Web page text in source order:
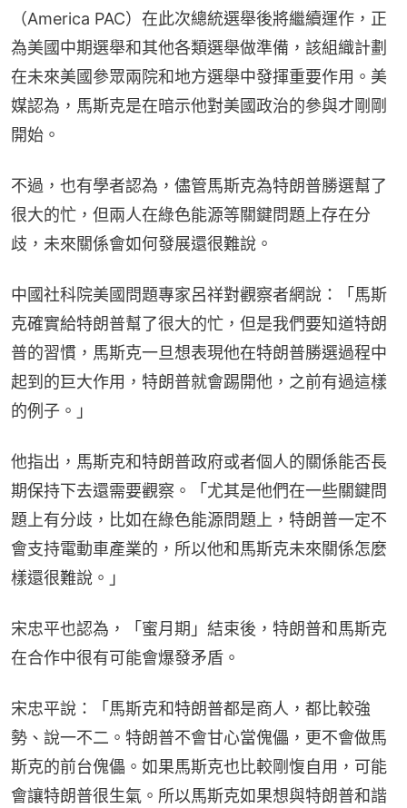
（America PAC）在此次總統選舉後將繼續運作，正
為美國中期選舉和其他各類選舉做準備，該組織計劃
在未來美國參眾兩院和地方選舉中發揮重要作用。美
媒認為，馬斯克是在暗示他對美國政治的參與才剛剛
開始。
不過，也有學者認為，儘管馬斯克為特朗普勝選幫了
很大的忙，但兩人在綠色能源等關鍵問題上存在分
歧，未來關係會如何發展還很難說。
中國社科院美國問題專家呂祥對觀察者網說：「馬斯
克確實給特朗普幫了很大的忙，但是我們要知道特朗
普的習慣，馬斯克一旦想表現他在特朗普勝選過程中
起到的巨大作用，特朗普就會踢開他，之前有過這樣
的例子。」
他指出，馬斯克和特朗普政府或者個人的關係能否長
期保持下去還需要觀察。「尤其是他們在一些關鍵問
題上有分歧，比如在綠色能源問題上，特朗普一定不
會支持電動車產業的，所以他和馬斯克未來關係怎麼
樣還很難說。」
宋忠平也認為，「蜜月期」結束後，特朗普和馬斯克
在合作中很有可能會爆發矛盾。
宋忠平說：「馬斯克和特朗普都是商人，都比較強
勢、說一不二。特朗普不會甘心當傀儡，更不會做馬
斯克的前台傀儡。如果馬斯克也比較剛愎自用，可能
會讓特朗普很生氣。所以馬斯克如果想與特朗普和諧